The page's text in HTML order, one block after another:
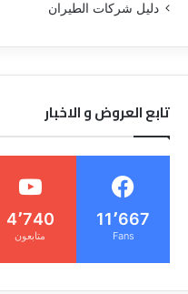
دليل شركات الطيران
تابع العروض و الاخبار
11٬667
Fans
4٬740
متابعون